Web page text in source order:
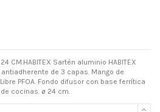
24 CM.HABITEX Sartén aluminio HABITEX
de 3 capas. Mango de
PFOA. Fondo difusor con base ferrítica
cocinas. ø 24 cm.